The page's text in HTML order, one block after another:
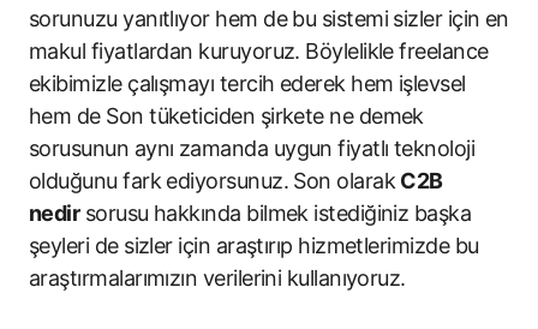
sorunuzu yanıtlıyor hem de bu sistemi sizler için en
makul fiyatlardan kuruyoruz. Böylelikle freelance
ekibimizle çalışmayı tercih ederek hem işlevsel
hem de Son tüketiciden şirkete ne demek
sorusunun aynı zamanda uygun fiyatlı teknoloji
olduğunu fark ediyorsunuz. Son olarak C2B
nedirsorusu hakkında bilmek istediğiniz başka
şeyleri de sizler için araştırıp hizmetlerimizde bu
araştırmalarımızın verilerini kullanıyoruz.